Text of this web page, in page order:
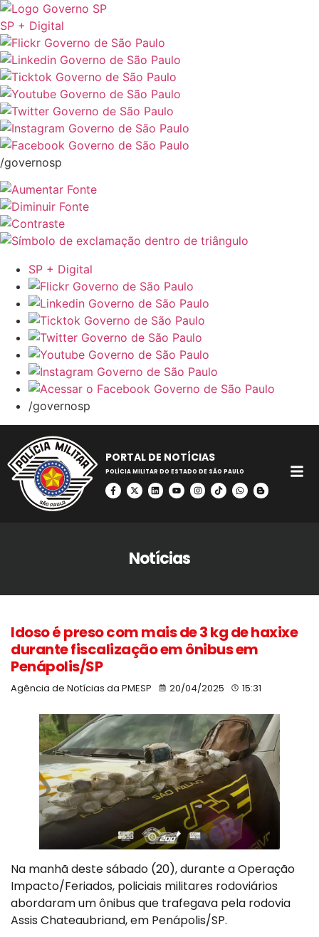
SP + Digital
/governosp
SP + Digital
/governosp
PORTAL DE NOTÍCIAS
POLÍCIA MILITAR DO ESTADO DE SÃO PAULO
Notícias
Idoso é preso com mais de 3 kg de haxixe
durante fiscalização em ônibus em
Penápolis/SP
Agência de Notícias da PMESP 20/04/2025 15:31
Na manhã deste sábado (20), durante a Operação
Impacto/Feriados, policiais militares rodoviários
abordaram um ônibus que trafegava pela rodovia
Assis Chateaubriand, em Penápolis/SP.